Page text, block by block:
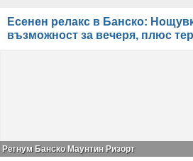
Есенен релакс в Банско:
възможност за вечеря, плюс
Регнум Банско Маунтин Ризорт